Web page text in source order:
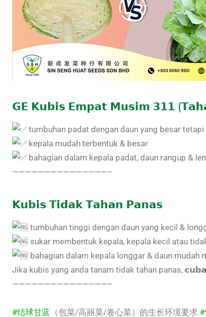
𝗚𝗘 𝗞𝘂𝗯𝗶𝘀 𝗘𝗺𝗽𝗮𝘁 𝗠𝘂𝘀𝗶𝗺 𝟯𝟭𝟭
tumbuhan padat dengan daun yang besar
kepala mudah terbentuk & besar
bahagian dalam kepala padat, daun rangup &
———————————————–
𝗞𝘂𝗯𝗶𝘀 𝗧𝗶𝗱𝗮𝗸 𝗧𝗮𝗵𝗮𝗻 𝗣𝗮𝗻𝗮𝘀
tumbuhan tinggi dengan daun yang kecil &
sukar membentuk kepala, kepala kecil atau
bahagian dalam kepala longgar & daun mudah
Jika kubis yang anda tanam tidak tahan panas,
———————————————–
#结球甘蓝 （包菜/高丽菜/卷心菜）的生长环境要求